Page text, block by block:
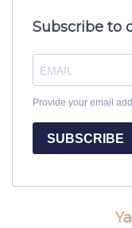
Subscribe to
Provide your email
SUBSCRIBE